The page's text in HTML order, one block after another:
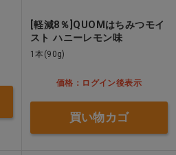
[軽減8％]QUOMはちみつモイ
スト ハニーレモン味
1本(90g)
価格：ログイン後表示
買い物カゴ